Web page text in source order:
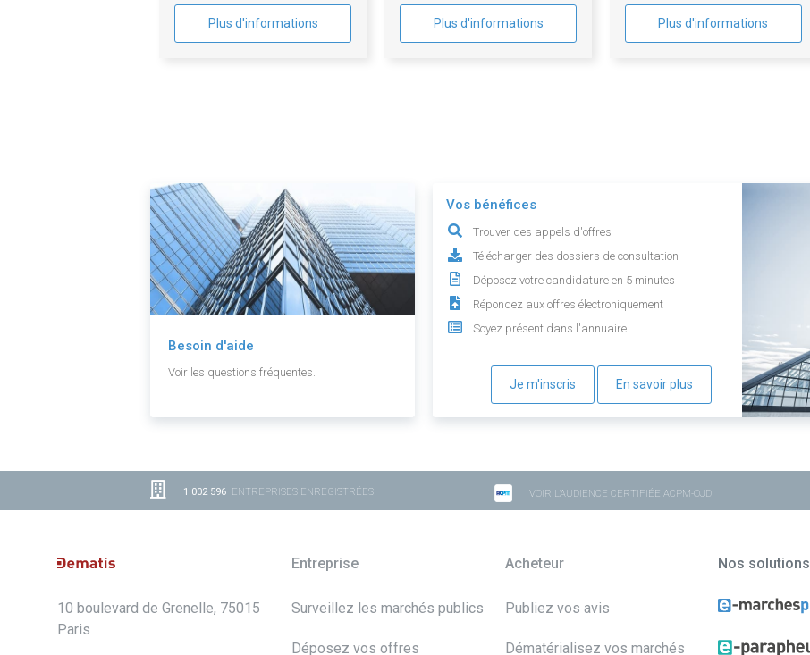
Plus d'informations Plus d'informations Plus d'informations
Besoin d'aide
Voir les questions fréquentes.
Vos bénéfices
Trouver des appels d'offres
Télécharger des dossiers de consultation
Déposez votre candidature en 5 minutes
Répondez aux offres électroniquement
Soyez présent dans l'annuaire
Je m'inscris En savoir plus
1 002 596 ENTREPRISES ENREGISTRÉES VOIR L'AUDIENCE CERTIFIÉE ACPM-OJD
10 boulevard de Grenelle, 75015
Paris
Entreprise
Surveillez les marchés publics
Déposez vos offres
Acheteur
Publiez vos avis
Dématérialisez vos marchés
Nos solutions